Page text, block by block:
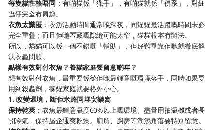
每隻貓性格唔同 ：有啲貓係「獵手」，有啲貓就係「佛系」，對細
蟲仔完全冇興趣。
衣魚太識匿 ：衣魚活動時間通常喺深夜，同貓貓最活躍嘅時間未必
完全重疊；而且佢哋匿藏嘅隙縫可能太窄，貓貓根本冇辦法。
所以，貓貓可以係一個不錯嘅「輔助」，但好難單靠佢哋就徹底解
決衣蟲問題。
點樣有效對付衣魚？養貓家庭要留意啲咩？
想有效對付衣魚，最重要係從佢哋最鍾意嘅環境落手，同時如果要
用到殺蟲劑，養貓家庭就要格外小心。
1. 改變環境，斷佢米路同埋安樂窩
保持乾爽 ：衣魚最鍾意濕度60%以上嘅環境。盡量用抽濕機或者長
開冷氣，保持屋企通爽乾燥。廁所、廚房等潮濕角落要特別留意。